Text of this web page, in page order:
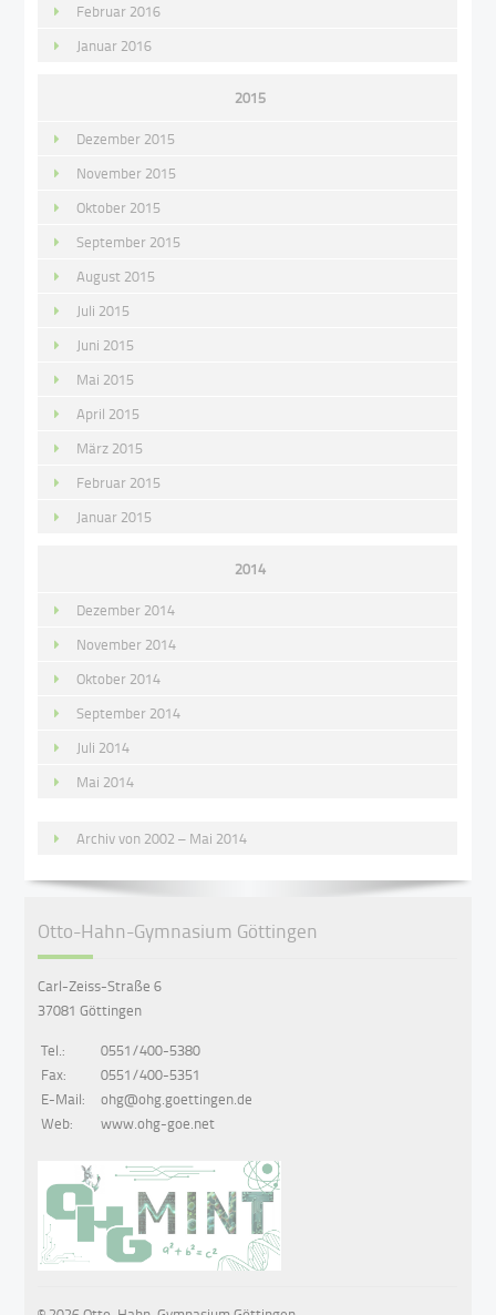
Februar 2016
Januar 2016
2015
Dezember 2015
November 2015
Oktober 2015
September 2015
August 2015
Juli 2015
Juni 2015
Mai 2015
April 2015
März 2015
Februar 2015
Januar 2015
2014
Dezember 2014
November 2014
Oktober 2014
September 2014
Juli 2014
Mai 2014
Archiv von 2002 – Mai 2014
Otto-Hahn-Gymnasium Göttingen
Carl-Zeiss-Straße 6
37081 Göttingen
Tel.:
0551/400-5380
Fax:
0551/400-5351
E-Mail:
ohg@ohg.goettingen.de
Web:
www.ohg-goe.net